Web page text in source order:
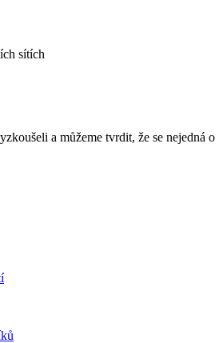
sítích
a můžeme tvrdit, že se nejedná o